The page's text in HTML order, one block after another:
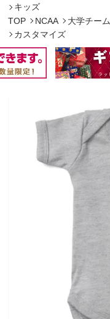
キッズ
TOP
NCAA 大学チーム
カスタマイズ